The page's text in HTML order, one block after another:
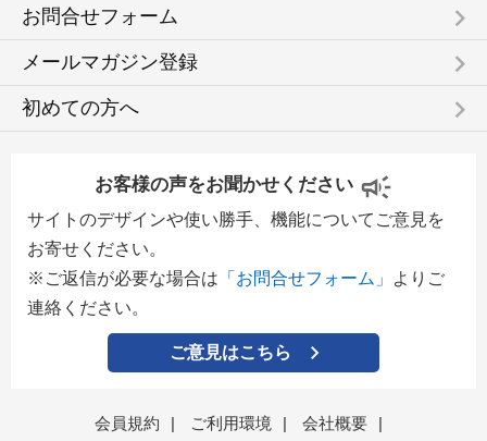
お問合せフォーム keyboard_arrow_right
メールマガジン登録 keyboard_arrow_right
初めての方へ keyboard_arrow_right
お客様の声をお聞かせください
サイトのデザインや使い勝手、機能についてご意見を
お寄せください。
※ご返信が必要な場合は 「お問合せフォーム」
よりご
連絡ください。
ご意見はこちら
会員規約 | ご利用環境 | 会社概要
|